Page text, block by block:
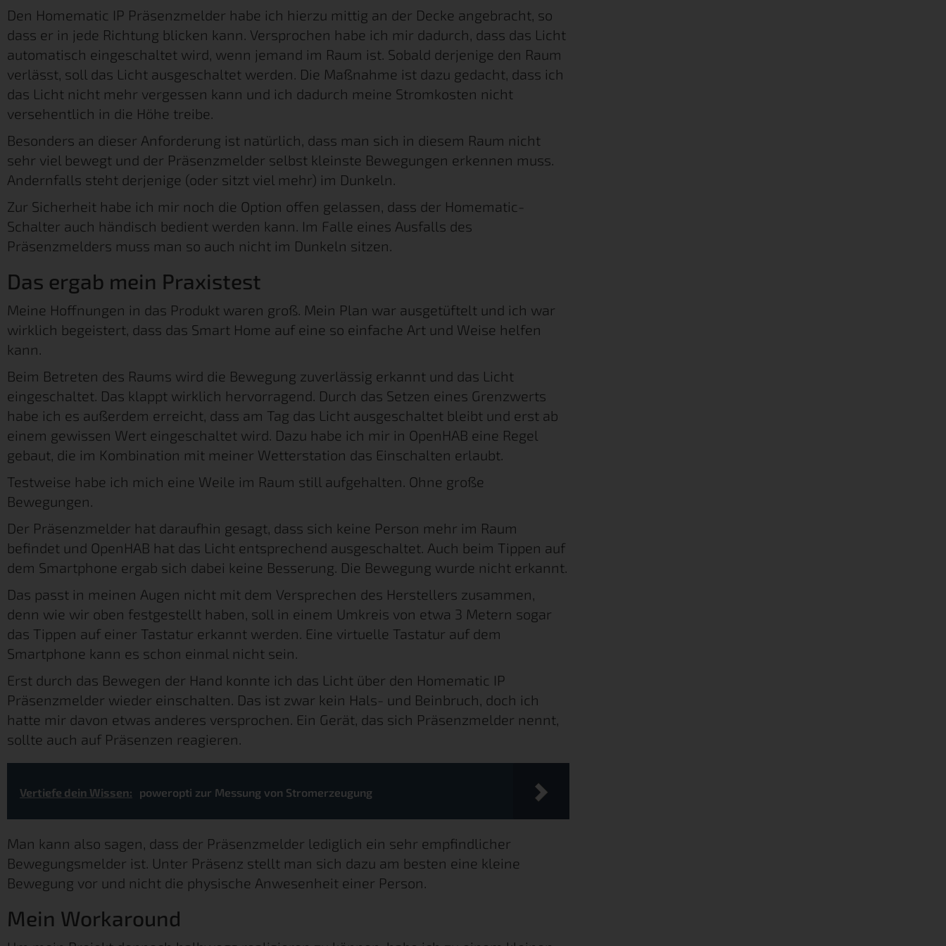
Den Homematic IP Präsenzmelder habe ich hierzu mittig an der Decke angebracht, so
dass er in jede Richtung blicken kann. Versprochen habe ich mir dadurch, dass das Licht
automatisch eingeschaltet wird, wenn jemand im Raum ist. Sobald derjenige den Raum
verlässt, soll das Licht ausgeschaltet werden. Die Maßnahme ist dazu gedacht, dass ich
das Licht nicht mehr vergessen kann und ich dadurch meine Stromkosten nicht
versehentlich in die Höhe treibe.
Besonders an dieser Anforderung ist natürlich, dass man sich in diesem Raum nicht
sehr viel bewegt und der Präsenzmelder selbst kleinste Bewegungen erkennen muss.
Andernfalls steht derjenige (oder sitzt viel mehr) im Dunkeln.
Zur Sicherheit habe ich mir noch die Option offen gelassen, dass der Homematic-
Schalter auch händisch bedient werden kann. Im Falle eines Ausfalls des
Präsenzmelders muss man so auch nicht im Dunkeln sitzen.
Das ergab mein Praxistest
Meine Hoffnungen in das Produkt waren groß. Mein Plan war ausgetüftelt und ich war
wirklich begeistert, dass das Smart Home auf eine so einfache Art und Weise helfen
kann.
Beim Betreten des Raums wird die Bewegung zuverlässig erkannt und das Licht
eingeschaltet. Das klappt wirklich hervorragend. Durch das Setzen eines Grenzwerts
habe ich es außerdem erreicht, dass am Tag das Licht ausgeschaltet bleibt und erst ab
einem gewissen Wert eingeschaltet wird. Dazu habe ich mir in OpenHAB eine Regel
gebaut, die im Kombination mit meiner Wetterstation das Einschalten erlaubt.
Testweise habe ich mich eine Weile im Raum still aufgehalten. Ohne große
Bewegungen.
Der Präsenzmelder hat daraufhin gesagt, dass sich keine Person mehr im Raum
befindet und OpenHAB hat das Licht entsprechend ausgeschaltet. Auch beim Tippen auf
dem Smartphone ergab sich dabei keine Besserung. Die Bewegung wurde nicht erkannt.
Das passt in meinen Augen nicht mit dem Versprechen des Herstellers zusammen,
denn wie wir oben festgestellt haben, soll in einem Umkreis von etwa 3 Metern sogar
das Tippen auf einer Tastatur erkannt werden. Eine virtuelle Tastatur auf dem
Smartphone kann es schon einmal nicht sein.
Erst durch das Bewegen der Hand konnte ich das Licht über den Homematic IP
Präsenzmelder wieder einschalten. Das ist zwar kein Hals- und Beinbruch, doch ich
hatte mir davon etwas anderes versprochen. Ein Gerät, das sich Präsenzmelder nennt,
sollte auch auf Präsenzen reagieren.
Vertiefe dein Wissen: poweropti zur Messung von Stromerzeugung
Man kann also sagen, dass der Präsenzmelder lediglich ein sehr empfindlicher
Bewegungsmelder ist. Unter Präsenz stellt man sich dazu am besten eine kleine
Bewegung vor und nicht die physische Anwesenheit einer Person.
Mein Workaround